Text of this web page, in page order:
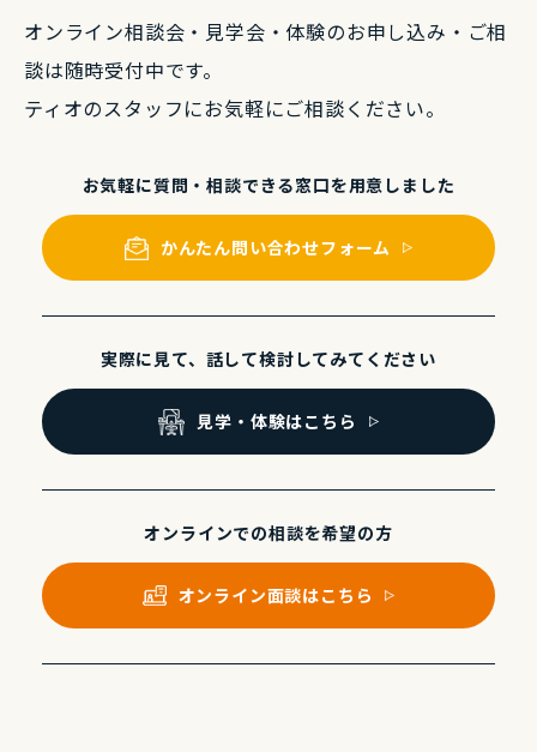
オンライン相談会・⾒学会・体験のお申し込み・ ご相
談は随時受付中です。
ティオのスタッフにお気軽にご相談ください。
お気軽に質問・相談できる窓⼝を⽤意しました
かんたん問い合わせフォーム
実際に⾒て、話して検討してみてください
⾒学・体験はこちら
オンラインでの相談を希望の⽅
オンライン⾯談はこちら